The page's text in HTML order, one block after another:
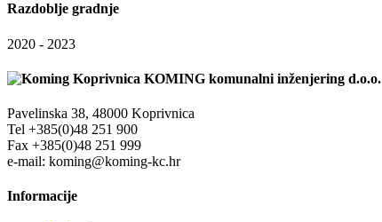
Razdoblje gradnje
2020 - 2023
KOMING komunalni inženjering d.o.o.
Pavelinska 38, 48000 Koprivnica
Tel +385(0)48 251 900
Fax +385(0)48 251 999
e-mail: koming@koming-kc.hr
Informacije